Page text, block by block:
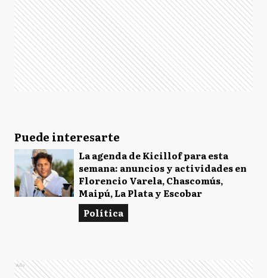
Puede interesarte
La agenda de Kicillof para esta
semana: anuncios y actividades en
Florencio Varela, Chascomús,
Maipú, La Plata y Escobar
Política
Ads